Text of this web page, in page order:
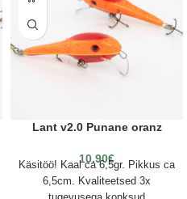
Lant v2.0 Punane oranz
10.90€
Käsitöö! Kaal ca 6,5gr. Pikkus ca
6,5cm. Kvaliteetsed 3x